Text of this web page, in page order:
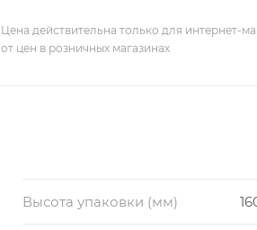
Цена действительна только для интернет-
от цен в розничных магазинах
Высота упаковки (мм)